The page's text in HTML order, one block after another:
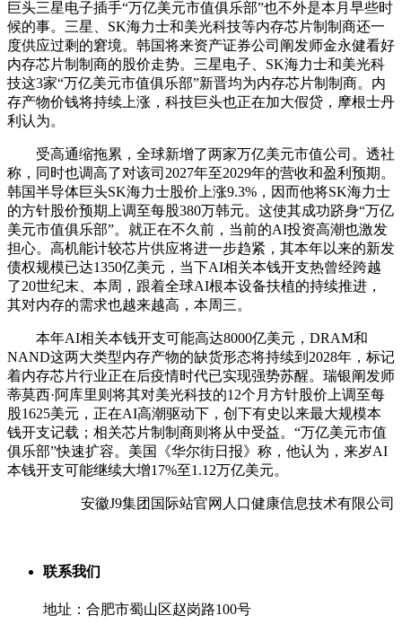
巨头三星电子插手“万亿美元市值俱乐部”也不外是本月早些时
候的事。三星、SK海力士和美光科技等内存芯片制制商还一
度供应过剩的窘境。韩国将来资产证券公司阐发师金永健看好
内存芯片制制商的股价走势。三星电子、SK海力士和美光科
技这3家“万亿美元市值俱乐部”新晋均为内存芯片制制商。内
存产物价钱将持续上涨，科技巨头也正在加大假贷，摩根士丹
利认为。
受高通缩拖累，全球新增了两家万亿美元市值公司。透社
称，同时也调高了对该司2027年至2029年的营收和盈利预期。
韩国半导体巨头SK海力士股价上涨9.3%，因而他将SK海力士
的方针股价预期上调至每股380万韩元。这使其成功跻身“万亿
美元市值俱乐部”。就正在不久前，当前的AI投资高潮也激发
担心。高机能计较芯片供应将进一步趋紧，其本年以来的新发
债权规模已达1350亿美元，当下AI相关本钱开支热曾经跨越
了20世纪末、本周，跟着全球AI根本设备扶植的持续推进，
其对内存的需求也越来越高，本周三。
本年AI相关本钱开支可能高达8000亿美元，DRAM和
NAND这两大类型内存产物的缺货形态将持续到2028年，标记
着内存芯片行业正在后疫情时代已实现强势苏醒。瑞银阐发师
蒂莫西·阿库里则将其对美光科技的12个月方针股价上调至每
股1625美元，正在AI高潮驱动下，创下有史以来最大规模本
钱开支记载；相关芯片制制商则将从中受益。“万亿美元市值
俱乐部”快速扩容。美国《华尔街日报》称，他认为，来岁AI
本钱开支可能继续大增17%至1.12万亿美元。
安徽J9集团国际站官网人口健康信息技术有限公司
联系我们
地址：合肥市蜀山区赵岗路100号